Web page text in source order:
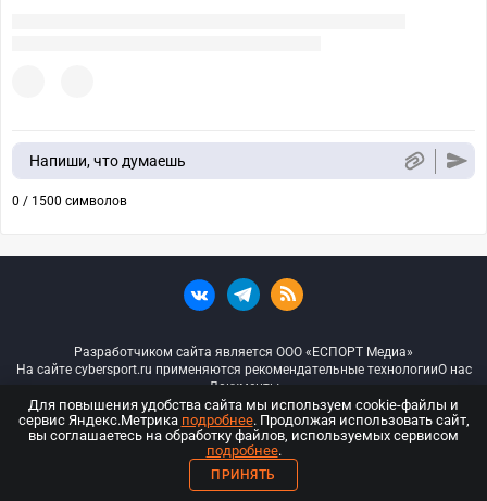
Напиши, что думаешь
0 / 1500 символов
Разработчиком сайта является ООО «ЕСПОРТ Медиа»
На сайте cybersport.ru применяются рекомендательные технологииО нас
Документы
© ООО «Киберспорт.ру» — Все права защищены
18+
ООО «Киберспорт.ру». Свидетельство о регистрации средств массовой
Для повышения удобства сайта мы используем cookie-файлы и
сервис Яндекс.Метрика подробнее. Продолжая использовать сайт,
вы соглашаетесь на обработку файлов, используемых сервисом
подробнее.
ПРИНЯТЬ